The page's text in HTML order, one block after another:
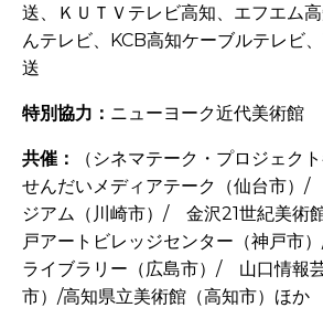
送、ＫＵＴＶテレビ高知、エフエム
んテレビ、KCB高知ケーブルテレビ
送
特別協力： ニューヨーク近代美術館
共催：
（シネマテーク・プロジェク
せんだいメディアテーク（仙台市）
ジアム（川崎市）/ 金沢21世紀美術
戸アートビレッジセンター（神戸市
ライブラリー（広島市）/ 山口情報
市）/高知県立美術館（高知市）ほか